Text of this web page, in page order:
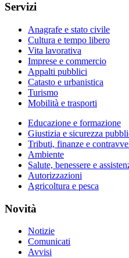
Servizi
Anagrafe e stato civile
Cultura e tempo libero
Vita lavorativa
Imprese e commercio
Appalti pubblici
Catasto e urbanistica
Turismo
Mobilità e trasporti
Educazione e formazione
Giustizia e sicurezza
Tributi, finanze e
Ambiente
Salute, benessere e
Autorizzazioni
Agricoltura e pesca
Novità
Notizie
Comunicati
Avvisi